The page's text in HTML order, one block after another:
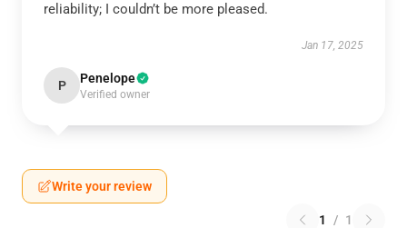
reliability; I couldn’t be more pleased.
Jan 17, 2025
P Penelope
Verified owner
Write your review
1 / 1